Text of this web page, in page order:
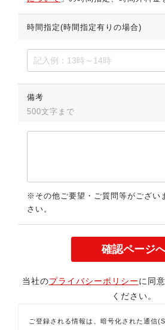
時間指定(時間指定有りの場合)
備考
500文字まで
※その他ご要望・ご質問等がござい
さい。
当社のプライバシーポリシーに同
ください。
ご登録される情報は、暗号化された通信